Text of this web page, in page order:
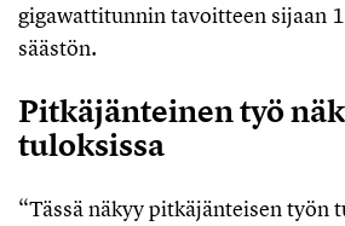
gigawattitunnin tavoitteen sijaan
säästön.
Pitkäjänteinen työ
tuloksissa
“Tässä näkyy pitkäjänteisen työn